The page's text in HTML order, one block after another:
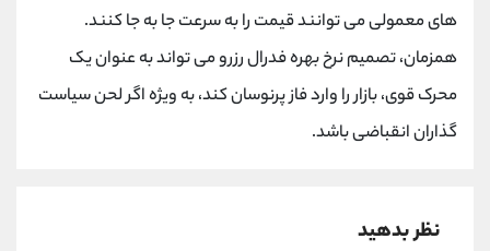
های معمولی می توانند قیمت را به سرعت جا به‌ جا کنند.
همزمان، تصمیم نرخ بهره فدرال رزرو می تواند به عنوان یک
محرک قوی، بازار را وارد فاز پرنوسان کند، به ویژه اگر لحن سیاست
گذاران انقباضی باشد.
نظر بدهید
کانال تلگرام @alirezamehrabi_com